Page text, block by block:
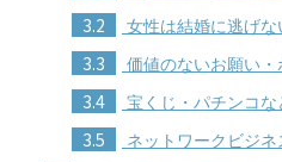
3.2 女性は結婚に逃げな
3.3 価値のないお願い
3.4 宝くじ・パチンコ
3.5 ネットワークビジ